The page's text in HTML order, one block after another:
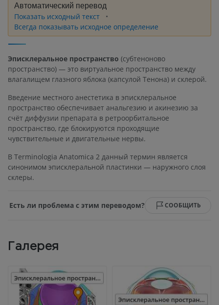
Автоматический перевод
Показать исходный текст
Всегда показывать исходное определение
Эписклеральное пространство (субтеноново
пространство) — это виртуальное пространство между
влагалищем глазного яблока (капсулой Тенона) и склерой.
Введение местного анестетика в эписклеральное
пространство обеспечивает анальгезию и акинезию за
счёт диффузии препарата в ретроорбитальное
пространство, где блокируются проходящие
чувствительные и двигательные нервы.
В Terminologia Anatomica 2 данный термин является
синонимом эписклеральной пластинки — наружного слоя
склеры.
Есть ли проблема с этим переводом? СООБЩИТЬ
Галерея